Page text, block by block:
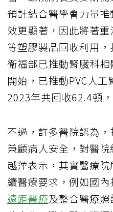
預計結合醫學會力量
效更顯著，因此將著
等塑膠製品回收利用
衛福部已推動腎臟科相
開始，已推動PVC人工
2023年共回收62.4頓
不過，許多醫院認為
兼顧病人安全，對醫
越萍表示，其實醫療
續醫療要求，例如國內
遠距醫療及整合醫療